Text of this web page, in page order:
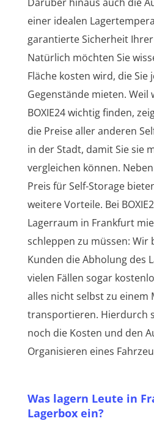
einer idealen
garantierte Sicherheit
Natürlich möchten Sie
Fläche kosten wird, die
Gegenstände mieten. Weil
BOXIE24 wichtig finden,
die Preise aller anderen
in der Stadt, damit Sie sie
vergleichen können. Neben dem günstigsten
Preis für Self-Storage
weitere Vorteile. Bei
Lagerraum in Frankfurt
schleppen zu müssen: Wir
Kunden die Abholung des
vielen Fällen sogar kostenlos ist. So
alles nicht selbst zu einem
transportieren. Hierdurch
noch die Kosten und den
Organisieren eines
Was lagern Leute in
Lagerbox ein?